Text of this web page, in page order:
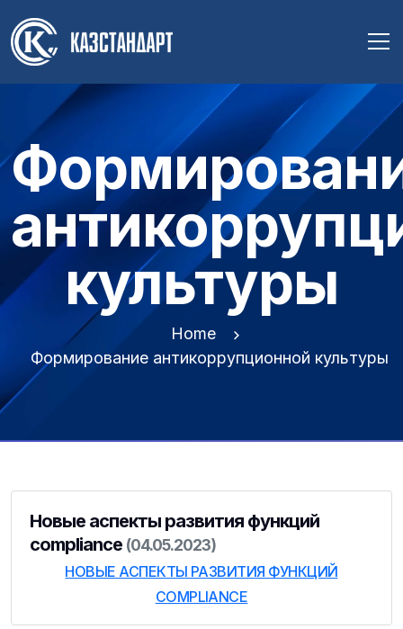
культуры
Home
Формирование антикоррупционной культуры
Новые аспекты развития функций
compliance (04.05.2023)
НОВЫЕ АСПЕКТЫ РАЗВИТИЯ ФУНКЦИЙ
COMPLIANCE